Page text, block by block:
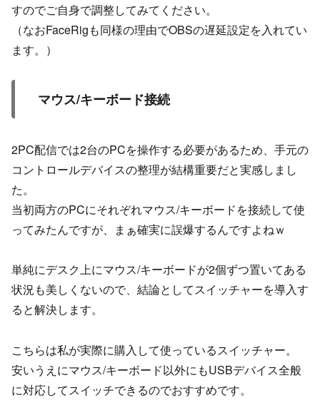
すのでご自身で調整してみてください。
（なおFaceRigも同様の理由でOBSの遅延設定を入れてい
ます。）
マウス/キーボード接続
2PC配信では2台のPCを操作する必要があるため、手元の
コントロールデバイスの整理が結構重要だと実感しまし
た。
当初両方のPCにそれぞれマウス/キーボードを接続して使
ってみたんですが、まぁ確実に誤爆するんですよねｗ
単純にデスク上にマウス/キーボードが2個ずつ置いてある
状況も美しくないので、結論としてスイッチャーを導入す
ると解決します。
こちらは私が実際に購入して使っているスイッチャー。
安いうえにマウス/キーボード以外にもUSBデバイス全般
に対応してスイッチできるのでおすすめです。